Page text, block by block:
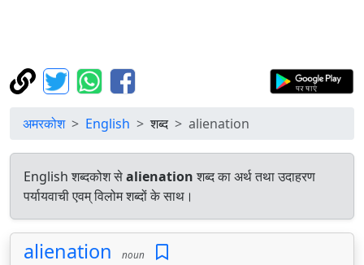
अमरकोश English शब्द alienation
English शब्दकोश सेalienationशब्द का अर्थ तथा उदाहरण
पर्यायवाची एवम् विलोम शब्दों के साथ।
alienation noun